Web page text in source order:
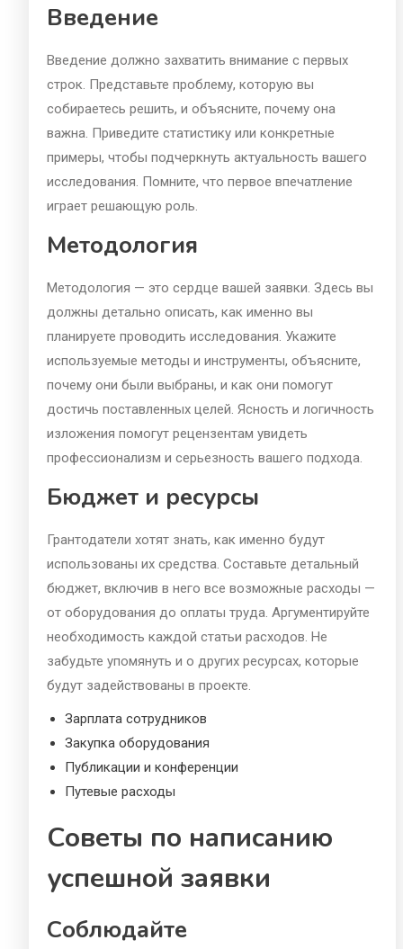
Введение
Введение должно захватить внимание с первых
строк. Представьте проблему, которую вы
собираетесь решить, и объясните, почему она
важна. Приведите статистику или конкретные
примеры, чтобы подчеркнуть актуальность вашего
исследования. Помните, что первое впечатление
играет решающую роль.
Методология
Методология — это сердце вашей заявки. Здесь вы
должны детально описать, как именно вы
планируете проводить исследования. Укажите
используемые методы и инструменты, объясните,
почему они были выбраны, и как они помогут
достичь поставленных целей. Ясность и логичность
изложения помогут рецензентам увидеть
профессионализм и серьезность вашего подхода.
Бюджет и ресурсы
Грантодатели хотят знать, как именно будут
использованы их средства. Составьте детальный
бюджет, включив в него все возможные расходы —
от оборудования до оплаты труда. Аргументируйте
необходимость каждой статьи расходов. Не
забудьте упомянуть и о других ресурсах, которые
будут задействованы в проекте.
Зарплата сотрудников
Закупка оборудования
Публикации и конференции
Путевые расходы
Советы по написанию
успешной заявки
Соблюдайте